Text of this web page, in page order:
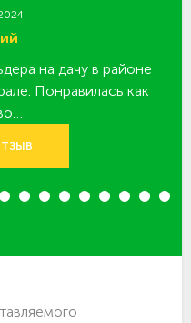
на дачу в районе
Понравилась как
12 13 14 15 16 17 18 19 20